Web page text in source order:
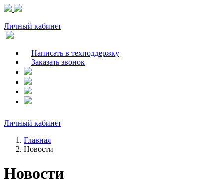
Личный кабинет
Написать в техподдержку
Заказать звонок
Личный кабинет
Главная
Новости
Новости